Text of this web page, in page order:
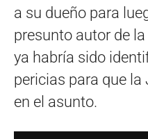
a su dueño para
presunto autor de
ya habría sido
pericias para que
en el asunto.